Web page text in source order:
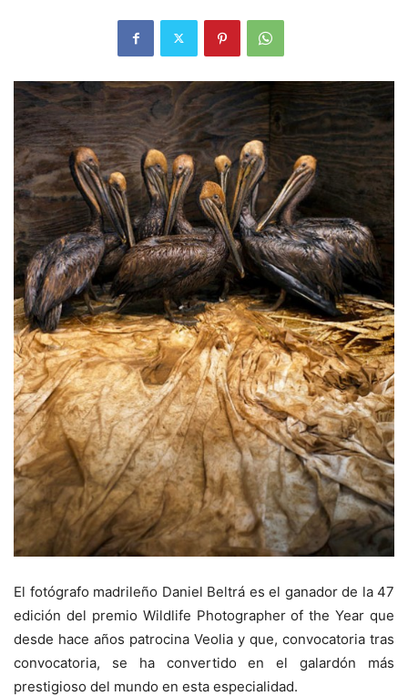
El fotógrafo madrileño Daniel Beltrá es el ganador de la 47
edición del premio Wildlife Photographer of the Year que
desde hace años patrocina Veolia y que, convocatoria tras
convocatoria, se ha convertido en el galardón más
prestigioso del mundo en esta especialidad.